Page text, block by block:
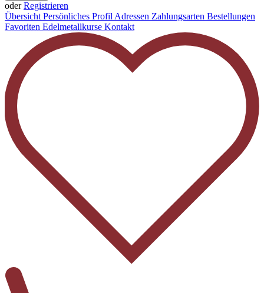
oderRegistrieren
ÜbersichtPersönliches ProfilAdressen Zahlungsarten Bestellungen
Favoriten Edelmetallkurse Kontakt